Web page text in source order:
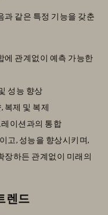
같은 특정 기능을 갖춘
에 관계없이 예측 가능한
성능 향상
복제 및 복제
이션과의 통합
고, 성능을 향상시키며,
장하든 관계없이 미래의
렌드